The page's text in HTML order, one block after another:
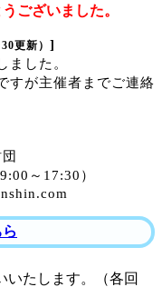
ございました。
更新） ]
ました。
すが主催者までご連絡
9:00 ～ 17:30 ）
いたします。（各回